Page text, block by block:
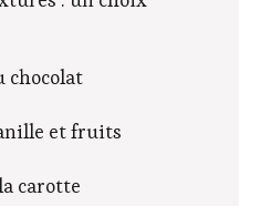
chocolat
et fruits
carotte